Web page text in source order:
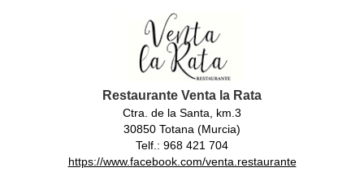
Restaurante Venta la Rata
Ctra. de la Santa, km.3
30850 Totana (Murcia)
Telf.: 968 421 704
https://www.facebook.com/venta.restaurante